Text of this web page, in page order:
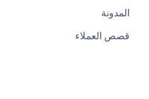
المدونة
قصص العملاء